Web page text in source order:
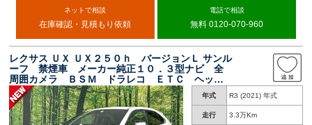
ネットで相談
在庫確認・見積もり依頼
電話で相談
無料 0120-070-960
レクサス ＵＸ ＵＸ２５０ｈ バージョンＬ サンル
ーフ 禁煙車 メーカー純正１０．３型ナビ 全
周囲カメラ ＢＳＭ ドラレコ ＥＴＣ ヘッド
アップディスプレイ 衝突軽減装置 レーダーク
ルーズ シートベンチレーション ハンドルヒー
ター ＬＥＤヘッド
年式 R3 (2021) 年式
走行 3.3万Km